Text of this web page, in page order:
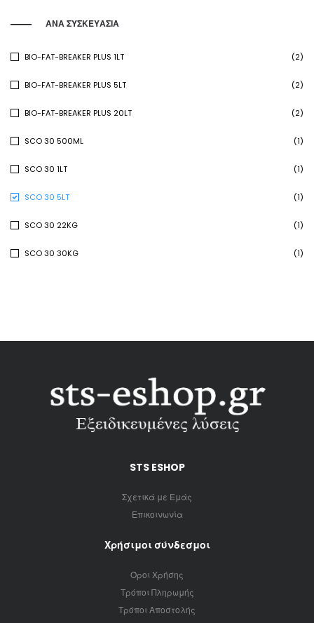
ΑΝΑ ΣΥΣΚΕΥΑΣΙΑ
BIO-FAT-BREAKER PLUS 1LT (2)
BIO-FAT-BREAKER PLUS 5LT (2)
BIO-FAT-BREAKER PLUS 20LT (2)
SCO 30 500ML (1)
SCO 30 1LT (1)
SCO 30 5LT (1)
SCO 30 22KG (1)
SCO 30 30KG (1)
STS ESHOP
Σχετικά με Εμάς
Επικοινωνία
Χρήσιμοι σύνδεσμοι
Όροι Χρήσης
Τρόποι Πληρωμής
Τρόποι Αποστολής